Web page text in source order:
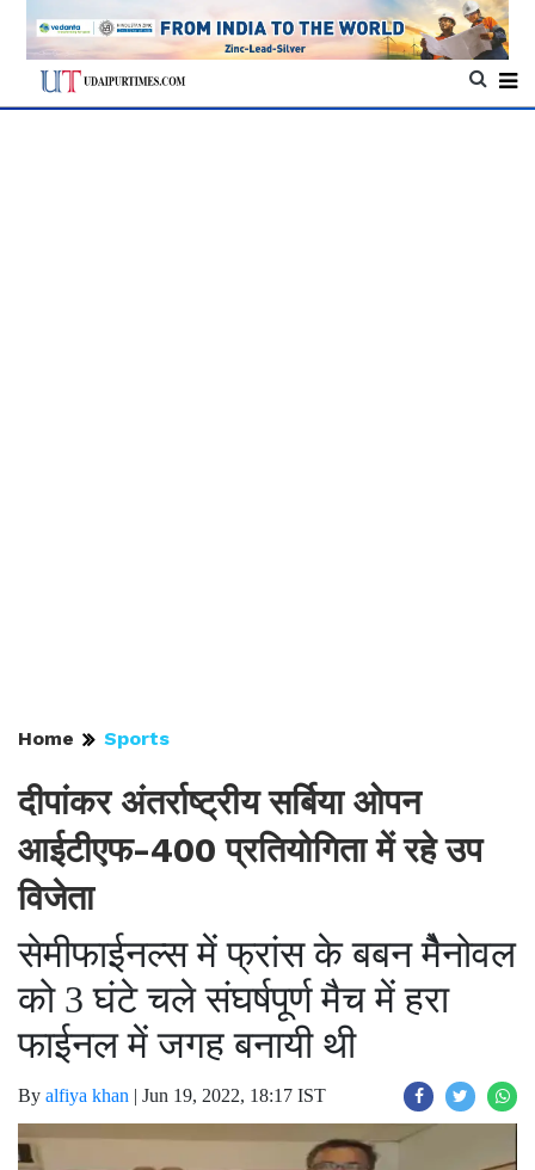
Home Sports
दीपांकर अंतर्राष्ट्रीय सर्बिया ओपन
आईटीएफ-400 प्रतियोगिता में रहे उप
विजेता
सेमीफाईनल्स में फ्रांस के बबन मेैनोवल
को 3 घंटे चले संघर्षपूर्ण मैच में हरा
फाईनल में जगह बनायी थी
By alfiya khan | Jun 19, 2022, 18:17 IST